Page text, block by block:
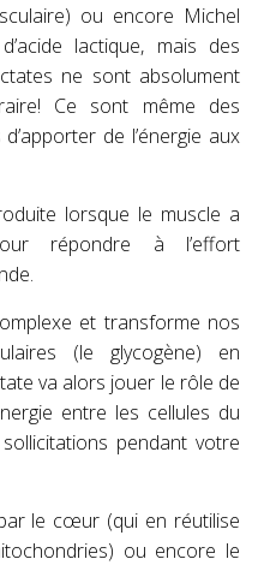
ou encore Michel
lactique, mais des
ne sont absolument
Ce sont même des
de l’énergie aux
lorsque le muscle a
répondre à l’effort
et transforme nos
(le glycogène) en
va alors jouer le rôle de
entre les cellules du
pendant votre
le cœur (qui en réutilise
ou encore le